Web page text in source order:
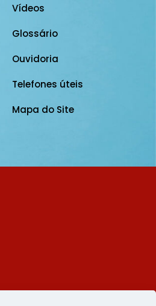
Vídeos
Glossário
Ouvidoria
Telefones úteis
Mapa do Site